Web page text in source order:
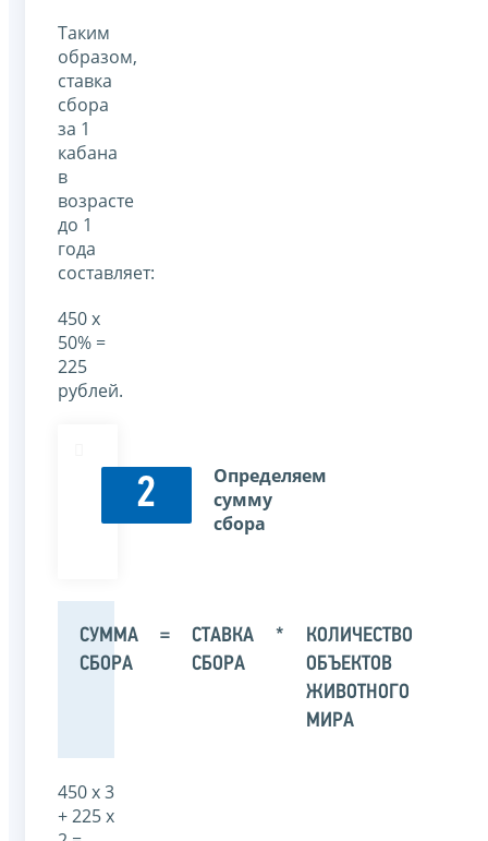
Таким
образом,
ставка
сбора
за 1
кабана
в
возрасте
до 1
года
составляет:
450 х
50% =
225
рублей.
2
Определяем
сумму
сбора
СУММА
СБОРА
=
СТАВКА
СБОРА
*
КОЛИЧЕСТВО
ОБЪЕКТОВ
ЖИВОТНОГО
МИРА
450 х 3
+ 225 х